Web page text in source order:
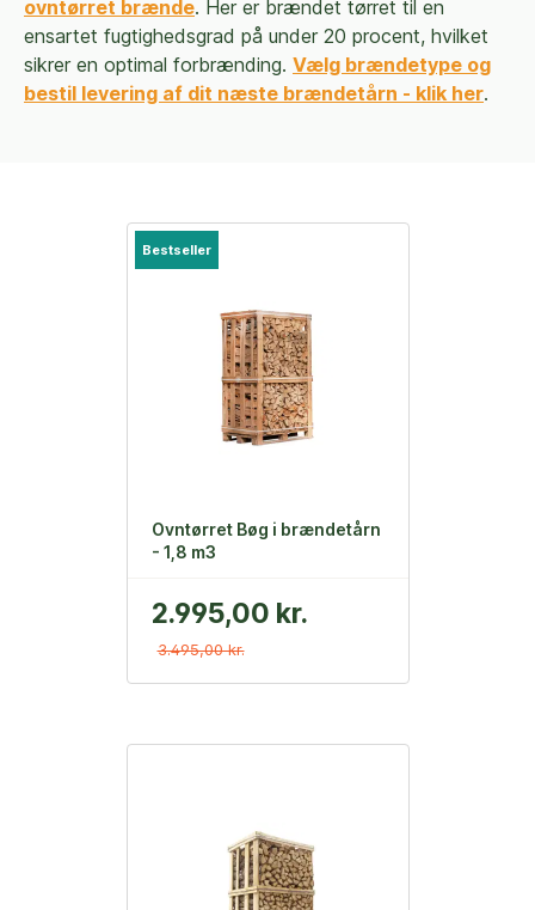
ovntørret brænde. Her er brændet tørret til en
ensartet fugtighedsgrad på under 20 procent, hvilket
sikrer en optimal forbrænding. Vælg brændetype og
bestil levering af dit næste brændetårn - klik her.
Bestseller
Ovntørret Bøg i brændetårn
- 1,8 m3
2.995,00 kr.
3.495,00 kr.